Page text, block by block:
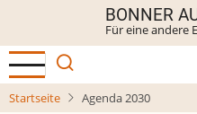
Inhalt
BONNER
Für eine andere
Startseite Agenda 2030